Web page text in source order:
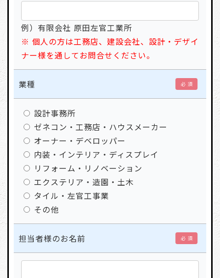
例）有限会社 原田左官工業所
※ 個人の方は工務店、建設会社、設計・デザイ
ナー様を通してお問合せください。
業種 必 須
設計事務所
ゼネコン・工務店・ハウスメーカー
オーナー・デベロッパー
内装・インテリア・ディスプレイ
リフォーム・リノベーション
エクステリア・造園・土木
タイル・左官工事業
その他
担当者様のお名前 必 須